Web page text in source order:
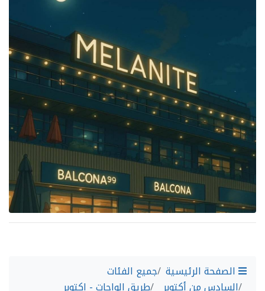
الصفحة الرئيسية جميع الفئات
السادس من أكتوبر
طريق الواحات - اكتوبر